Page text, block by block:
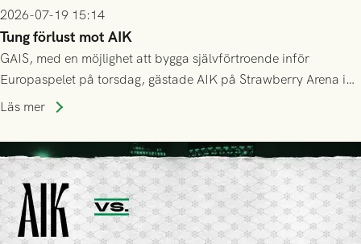
2026-07-19 15:14
Tung förlust mot AIK
GAIS, med en möjlighet att bygga självförtroende inför
Europaspelet på torsdag, gästade AIK på Strawberry Arena i
Stockholm . Men trots konstant hotande i första halvlek av
lyckades få in 2-0.
Läs mer